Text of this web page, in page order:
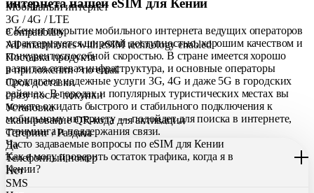
Мобильный интернет
3G / 4G / LTE
Compatibility
All smartphones with eSIM technology enabled
Поставка продукта
в приложении / по еmail
Срок доставки
сразу после покупки
Установка
сканирование QR-кода для активации
Тетеринг / Раздача
Да
Телефонный номер
Нет
SMS
интернета нашей eSIM для Кении
в Кении покрытие мобильного интернета ведущих операторов
характеризуется широкой доступностью, хорошим качеством и
конкурентоспособной скоростью. В стране имеется хорошо
развитая сетевая инфраструктура, и основные операторы
предлагают надежные услуги 3G, 4G и даже 5G в городских
районах. В городах и популярных туристических местах вы
можете ожидать быстрого и стабильного подключения к
мобильному интернету — подойдет для поиска в интернете,
стриминга и поддержания связи.
Часто задаваемые вопросы по eSIM для Кении
Как я могу проверить остаток трафика, когда я в
Кении?